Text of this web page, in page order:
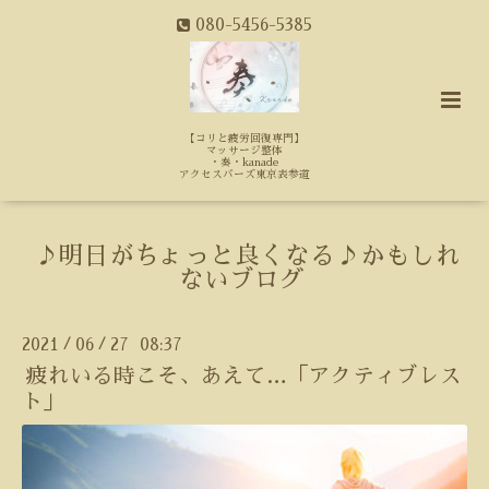
080-5456-5385
【コリと疲労回復専門】
マッサージ整体
・奏・kanade
アクセスバーズ東京表参道
♪明日がちょっと良くなる♪かもしれ
ないブログ
2021 / 06 / 27 08:37
疲れいる時こそ、あえて…「アクティブレス
ト」